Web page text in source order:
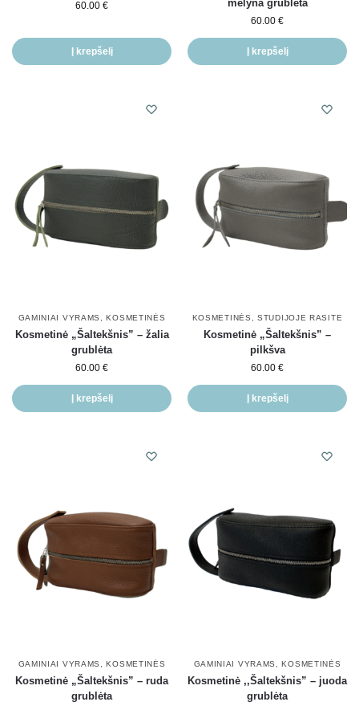
60.00 €
Į krepšelį
mėlyna grublėta
60.00 €
Į krepšelį
GAMINIAI VYRAMS ,KOSMETINĖS
Kosmetinė „Šaltekšnis” – žalia
grublėta
60.00 €
Į krepšelį
KOSMETINĖS ,STUDIJOJE RASITE
Kosmetinė „Šaltekšnis” –
pilkšva
60.00 €
Į krepšelį
GAMINIAI VYRAMS ,KOSMETINĖS
Kosmetinė „Šaltekšnis” – ruda
grublėta
GAMINIAI VYRAMS ,KOSMETINĖS
Kosmetinė ,,Šaltekšnis” – juoda
grublėta